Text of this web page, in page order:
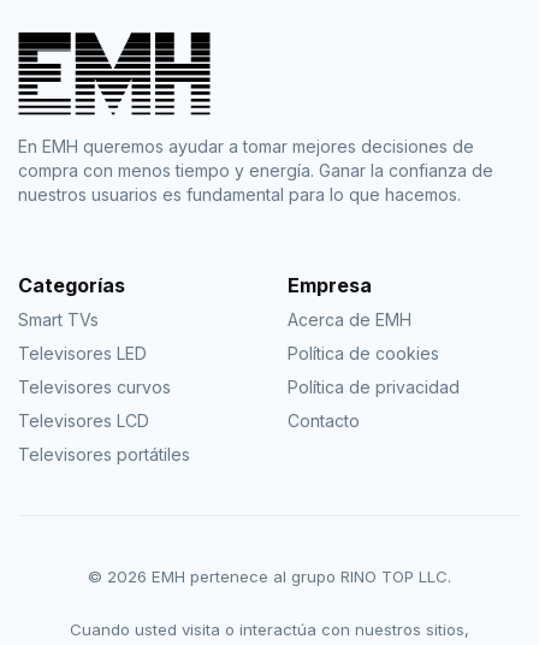
En EMH queremos ayudar a tomar mejores decisiones de
compra con menos tiempo y energía. Ganar la confianza de
nuestros usuarios es fundamental para lo que hacemos.
Categorías
Smart TVs
Televisores LED
Televisores curvos
Televisores LCD
Televisores portátiles
Empresa
Acerca de EMH
Política de cookies
Política de privacidad
Contacto
© 2026 EMH pertenece al grupo RINO TOP LLC.
Cuando usted visita o interactúa con nuestros sitios,